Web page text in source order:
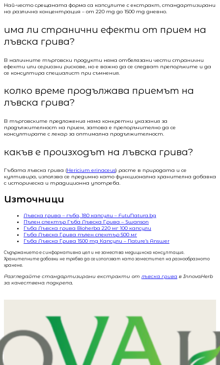
Най-често срещаната форма са капсулите с екстракт, стандартизирани
на различна концентрация – от 220 mg до 1500 mg дневно.
има ли странични ефекти от прием на
лъвска грива?
В наличните търговски продукти няма отбелязани чести странични
ефекти или сериозни рискове, но е важно да се следват препоръките и да
се консултира специалист при съмнения.
колко време продължава приемът на
лъвска грива?
В търговските предложения няма конкретни указания за
продължителност на прием, затова е препоръчително да се
консултирате с лекар за оптимална продължителност.
какъв е произходът на лъвска грива?
Гъбата лъвска грива (Hericium erinaceus) расте в природата и се
култивира, използва се предимно като функционална хранителна добавка
с историческа и традиционна употреба.
Източници
Лъвска грива – гъба, 180 капсули – FutuNatura.bg
Пълен спектър Гъба Лъвска Грива – Swanson
Гъба Лъвска грива Bioherba 220 мг 100 капсули
Гъба Лъвска Грива пълен спектър 500 мг
Гъба Лъвска Грива 1500 mg Капсули – Nature’s Answer
Съдържанието е с информативна цел и не замества медицинска консултация.
Хранителните добавки не трябва да се използват като заместител на разнообразното
хранене.
Разгледайте стандартизирани екстракти отлъвска грива в InnovaHerb
за качествена подкрепа.